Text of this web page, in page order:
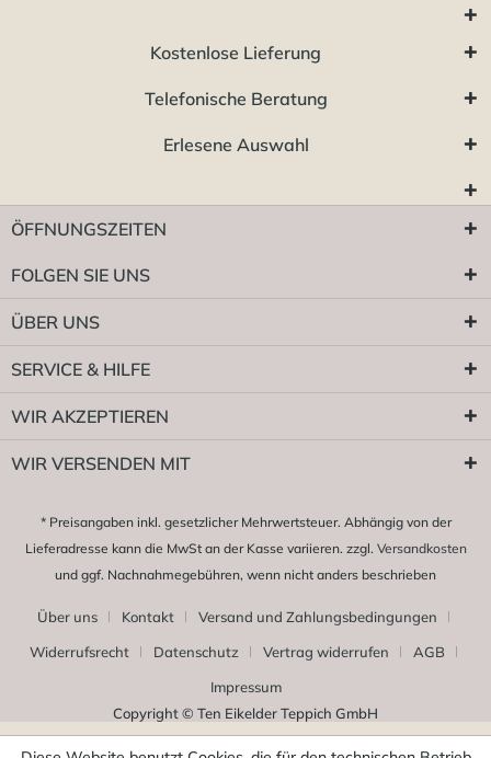
Kostenlose Lieferung
Telefonische Beratung
Erlesene Auswahl
ÖFFNUNGSZEITEN
FOLGEN SIE UNS
ÜBER UNS
SERVICE & HILFE
WIR AKZEPTIEREN
WIR VERSENDEN MIT
* Preisangaben inkl. gesetzlicher Mehrwertsteuer. Abhängig von der
Lieferadresse kann die MwSt an der Kasse variieren. zzgl. Versandkosten
und ggf. Nachnahmegebühren, wenn nicht anders beschrieben
Über uns Kontakt
Versand und Zahlungsbedingungen
Widerrufsrecht
Datenschutz Vertrag widerrufen
AGB
Impressum
Copyright © Ten Eikelder Teppich GmbH